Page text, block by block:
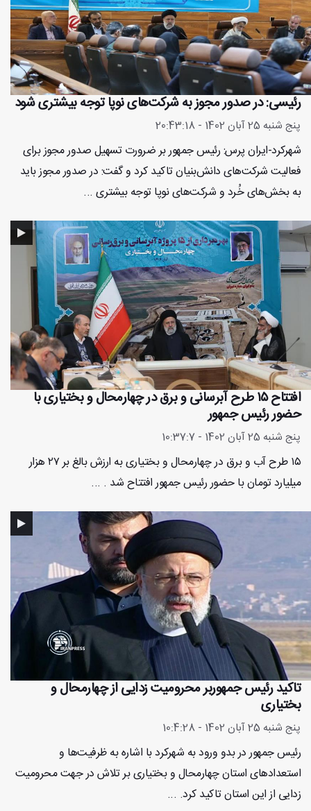
رئیسی: در صدور مجوز به شرکت‌های نوپا توجه بیشتری شود
پنج شنبه 25 آبان 1402 - 20:43:18
شهرکرد-ایران پرس: رئیس جمهور بر ضرورت تسهیل صدور مجوز برای
فعالیت‌ شرکت‌های دانش‌بنیان تاکید کرد و گفت: در صدور مجوز باید
به بخش‌های خُرد و شرکت‌های نوپا توجه بیشتری ...
افتتاح ۱۵ طرح آبرسانی و برق در چهارمحال و بختیاری با
حضور رئیس جمهور
پنج شنبه 25 آبان 1402 - 10:37:7
۱۵ طرح آب و برق در چهارمحال و بختیاری به ارزش بالغ بر ۲۷ هزار
میلیارد تومان با حضور رئیس جمهور افتتاح شد . ...
تاکید رئیس جمهوربر محرومیت زدایی از چهارمحال و
بختیاری
پنج شنبه 25 آبان 1402 - 10:4:28
رئیس جمهور در بدو ورود به شهرکرد با اشاره به ظرفیت‌ها و
استعدادهای استان چهارمحال و بختیاری بر تلاش در جهت محرومیت
زدایی از این استان تاکید کرد. ...